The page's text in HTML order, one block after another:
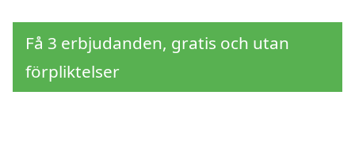
Få 3 erbjudanden, gratis och utan
förpliktelser